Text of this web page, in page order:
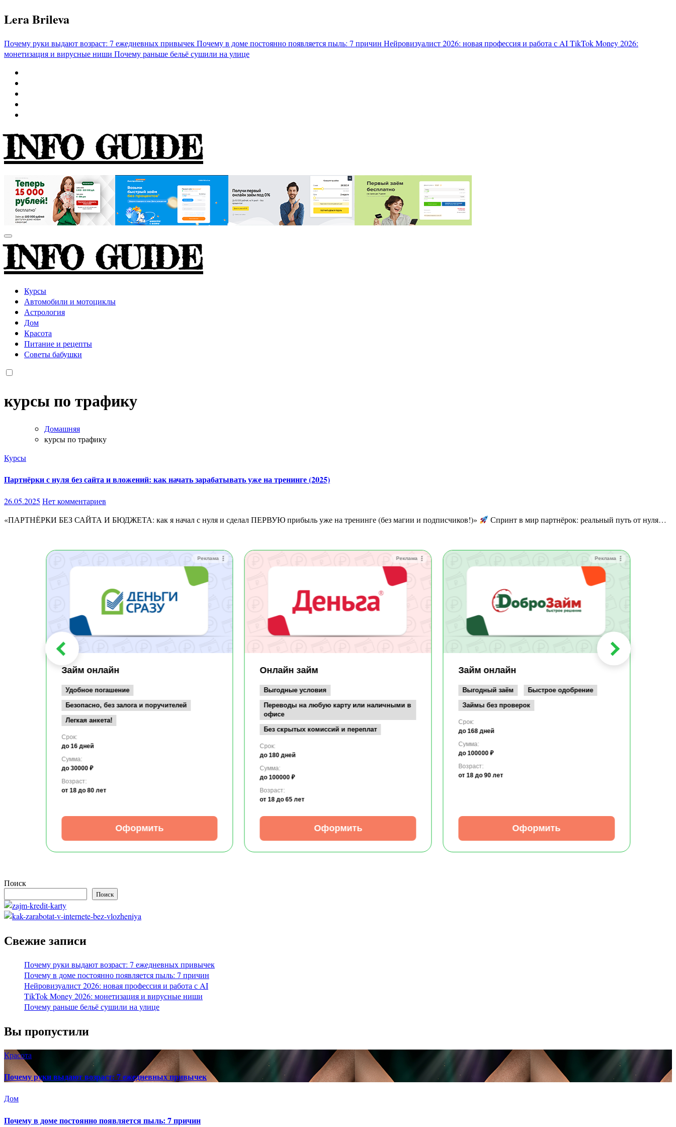
Перейти
к
Lera Brileva
Почему руки выдают возраст: 7 ежедневных привычекПочему в доме постоянно появляется пыль: 7 причин Нейровизуалист 2026: новая профессия и работа с AITikTok Money 2026:
монетизация и вирусные ниши Почему раньше бельё сушили на улице
INFO GUIDE
INFO GUIDE
Курсы
Автомобили и мотоциклы
Астрология
Дом
Красота
Питание и рецепты
Советы бабушки
курсы по трафику
Домашняя
курсы по трафику
Курсы
Партнёрки с нуля без сайта и вложений: как начать зарабатывать уже на тренинге (2025)
26.05.2025 Нет комментариев
«ПАРТНЁРКИ БЕЗ САЙТА И БЮДЖЕТА: как я начал с нуля и сделал ПЕРВУЮ прибыль уже на тренинге (без магии и подписчиков!)»
Спринт в мир партнёрок: реальный путь от нуля…
Реклама
Займ онлайн
Удобное погашение
Безопасно, без залога и поручителей
Легкая анкета!
Срок:
до 16 дней
Сумма:
до 30000 ₽
Возраст:
от 18 до 80 лет
Оформить
Реклама
Онлайн займ
Выгодные условия
Переводы на любую карту или наличными в
офисе
Без скрытых комиссий и переплат
Срок:
до 180 дней
Сумма:
до 100000 ₽
Возраст:
от 18 до 65 лет
Оформить
Реклама
Займ онлайн
Выгодный заём
Быстрое одобрение
Займы без проверок
Срок:
до 168 дней
Сумма:
до 100000 ₽
Возраст:
от 18 до 90 лет
Оформить
Поиск
Поиск
Свежие записи
Почему руки выдают возраст: 7 ежедневных привычек
Почему в доме постоянно появляется пыль: 7 причин
Нейровизуалист 2026: новая профессия и работа с AI
TikTok Money 2026: монетизация и вирусные ниши
Почему раньше бельё сушили на улице
Вы пропустили
Красота
Почему руки выдают возраст: 7 ежедневных привычек
Дом
Почему в доме постоянно появляется пыль: 7 причин